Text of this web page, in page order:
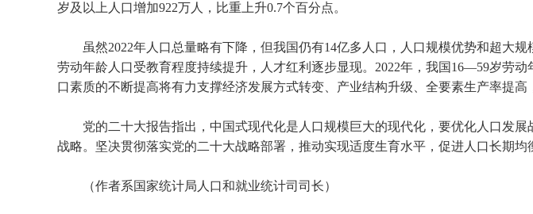
岁及以上人口增加922万人，比重上升0.7个百分点。
虽然2022年人口总量略有下降，但我国仍有14亿多人口，人口规模优势和超大
劳动年龄人口受教育程度持续提升，人才红利逐步显现。 2022年，我国 16—59岁劳动
口素质的不断提高将有力支撑经济发展方式转变、产业结构升级、全要素生产率提高
党的二十大报告指出，中国式现代化是人口规模巨大的现代化，要优化人口发展
战略。坚决贯彻落实党的二十大战略部署，推动实现适度生育水平，促进人口长期均
（作者系国家统计局人口和就业统计司司长）